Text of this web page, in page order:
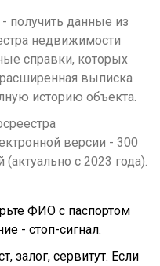
данные из
недвижимости
справки, которых
расширенная выписка
историю объекта.
версии - 300
с 2023 года).
ФИО с паспортом
- стоп-сигнал.
залог, сервитут. Если